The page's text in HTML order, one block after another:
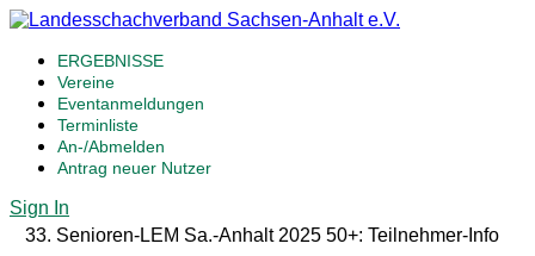
ERGEBNISSE
Vereine
Eventanmeldungen
Terminliste
An-/Abmelden
Antrag neuer Nutzer
Sign In
33. Senioren-LEM Sa.-Anhalt 2025 50+: Teilnehmer-Info